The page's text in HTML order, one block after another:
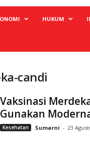
HUKUM
candi
Vaksinasi
Gunakan
Kesehatan Sumarni - 23